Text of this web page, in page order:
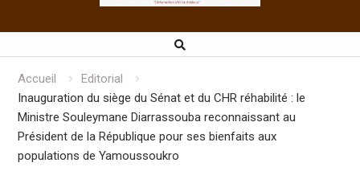
Accueil
Editorial
Inauguration du siège du Sénat et du CHR réhabilité : le
Ministre Souleymane Diarrassouba reconnaissant au
Président de la République pour ses bienfaits aux
populations de Yamoussoukro